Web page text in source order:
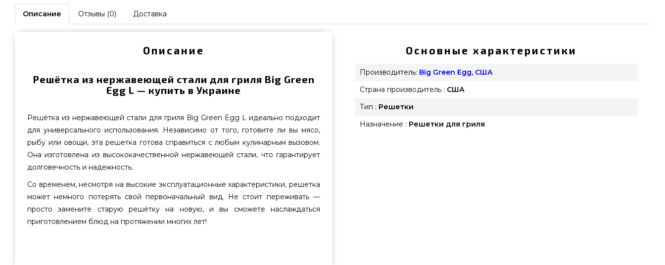
Описание Отзывы (0) Доставка
Описание
Решётка из нержавеющей стали для гриля Big Green
Egg L — купить в Украине
Решётка из нержавеющей стали для гриля Big Green Egg L идеально подходит
для универсального использования. Независимо от того, готовите ли вы мясо,
рыбу или овощи, эта решетка готова справиться с любым кулинарным вызовом.
Она изготовлена из высококачественной нержавеющей стали, что гарантирует
долговечность и надежность.
Со временем, несмотря на высокие эксплуатационные характеристики, решетка
может немного потерять свой первоначальный вид. Не стоит переживать —
просто замените старую решётку на новую, и вы сможете наслаждаться
приготовлением блюд на протяжении многих лет!
Основные характеристики
Производитель: Big Green Egg, США
Страна производитель : США
Тип : Решетки
Назначение : Решетки для гриля